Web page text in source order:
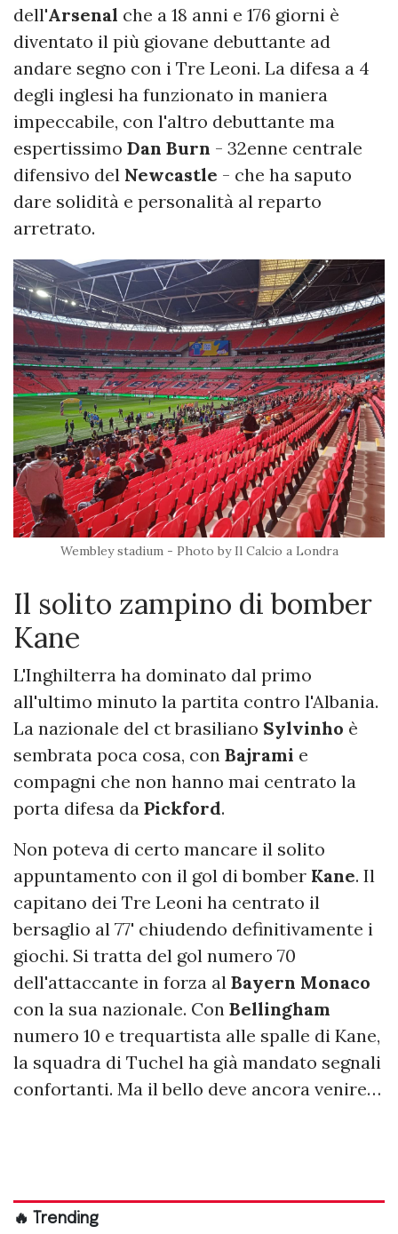
dell'Arsenal che a 18 anni e 176 giorni è
diventato il più giovane debuttante ad
andare segno con i Tre Leoni. La difesa a 4
degli inglesi ha funzionato in maniera
impeccabile, con l'altro debuttante ma
espertissimo Dan Burn - 32enne centrale
difensivo del Newcastle - che ha saputo
dare solidità e personalità al reparto
arretrato.
Wembley stadium - Photo by Il Calcio a Londra
Il solito zampino di bomber
Kane
L'Inghilterra ha dominato dal primo
all'ultimo minuto la partita contro l'Albania.
La nazionale del ct brasiliano Sylvinho è
sembrata poca cosa, con Bajrami e
compagni che non hanno mai centrato la
porta difesa da Pickford.
Non poteva di certo mancare il solito
appuntamento con il gol di bomber Kane. Il
capitano dei Tre Leoni ha centrato il
bersaglio al 77' chiudendo definitivamente i
giochi. Si tratta del gol numero 70
dell'attaccante in forza al Bayern Monaco
con la sua nazionale. Con Bellingham
numero 10 e trequartista alle spalle di Kane,
la squadra di Tuchel ha già mandato segnali
confortanti. Ma il bello deve ancora venire…
🔥 Trending